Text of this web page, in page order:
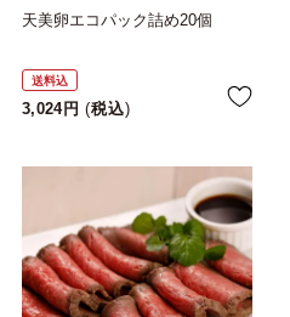
天美卵エコパック詰め20個
送料込
3,024 税込